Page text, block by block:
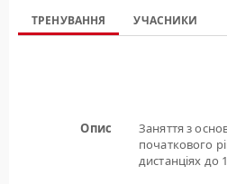
ТРЕНУВАННЯ УЧАСНИКИ
Опис
Заняття з
початкового
дистанціях до